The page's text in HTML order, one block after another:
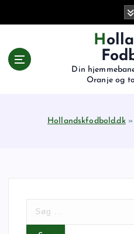
Hollandsk
Din
Oranje og
Hollandskfodbold.dk»